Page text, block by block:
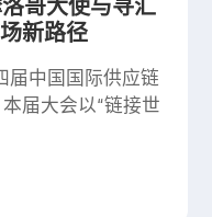
哥大使与寻汇
新路径
届中国国际供应链
届大会以“链接世